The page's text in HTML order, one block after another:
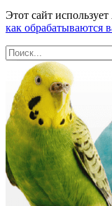
Этот сайт
как обрабатываются